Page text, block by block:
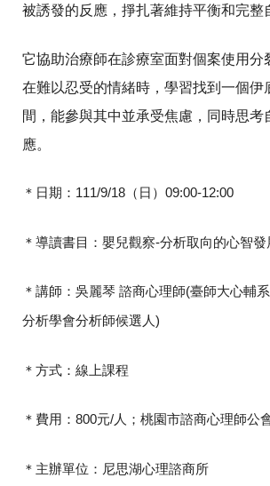
被誘發的反應，掙扎著維持平衡和完整
它協助治療師在診療室面對個案使用分
在難以忍受的情緒時，學習找到一個伊
間，能參與其中並承受焦慮，同時思考
應。
＊日期：111/9/18（日）09:00-12:00
＊導讀書目：嬰兒觀察-分析取向的心智
＊講師：吳麗琴 諮商心理師(臺師大心輔
分析學會分析師候選人)
＊方式：線上課程
＊費用：800元/人；桃園市諮商心理師公
＊主辦單位：尼思湖心理諮商所